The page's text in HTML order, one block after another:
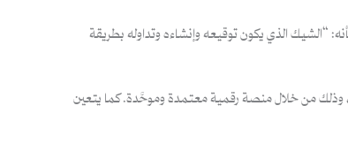
“الشيك الذي يكون توقيعه وإنشاءه وتداوله بطريقة
وذلك من خلال منصة رقمية معتمدة وموحَّدة. كما يتعين